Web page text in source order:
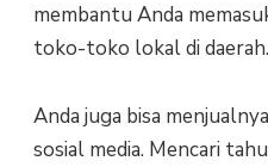
membantu Anda
toko-toko lokal di daerah.
Anda juga bisa
sosial media. Mencari